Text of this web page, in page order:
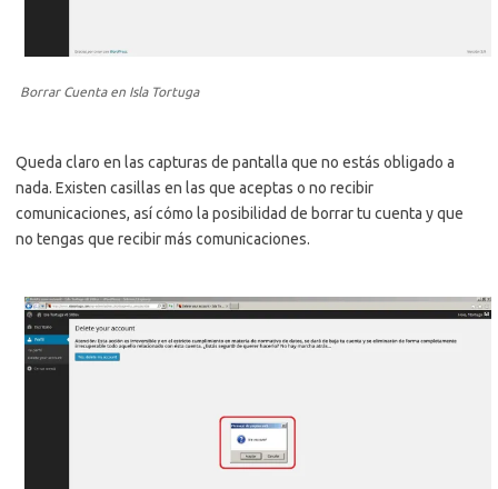
Borrar Cuenta en Isla Tortuga
Queda claro en las capturas de pantalla que no estás obligado a
nada. Existen casillas en las que aceptas o no recibir
comunicaciones, así cómo la posibilidad de borrar tu cuenta y que
no tengas que recibir más comunicaciones.